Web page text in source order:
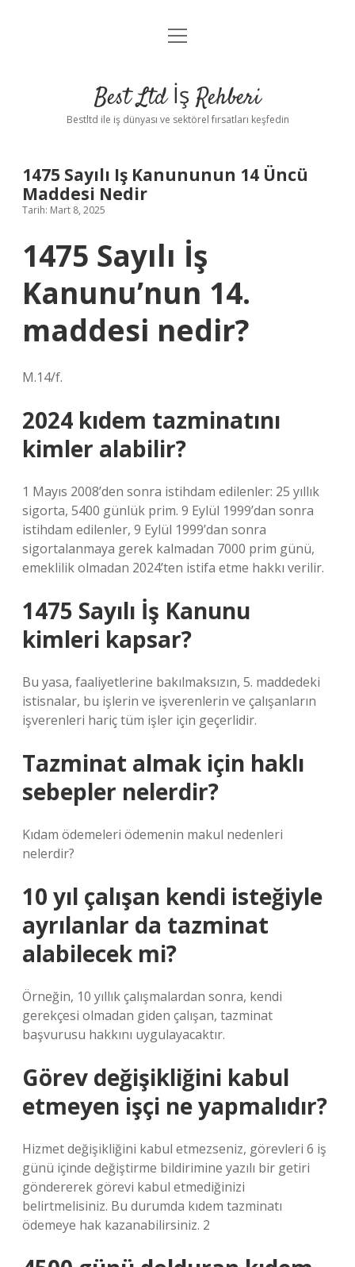
Anasayfa
Yasal Uyarı
menüyü
Best Ltd İş Rehberi
Bestltd ile iş dünyası ve sektörel fırsatları keşfedin
1475 Sayılı Iş Kanununun 14 Üncü
Maddesi Nedir
Tarih: Mart 8, 2025
1475 Sayılı İş
Kanunu’nun 14.
maddesi nedir?
M.14/f.
2024 kıdem tazminatını
kimler alabilir?
1 Mayıs 2008’den sonra istihdam edilenler: 25 yıllık
sigorta, 5400 günlük prim. 9 Eylül 1999’dan sonra
istihdam edilenler, 9 Eylül 1999’dan sonra
sigortalanmaya gerek kalmadan 7000 prim günü,
emeklilik olmadan 2024’ten istifa etme hakkı verilir.
1475 Sayılı İş Kanunu
kimleri kapsar?
Bu yasa, faaliyetlerine bakılmaksızın, 5. maddedeki
istisnalar, bu işlerin ve işverenlerin ve çalışanların
işverenleri hariç tüm işler için geçerlidir.
Tazminat almak için haklı
sebepler nelerdir?
Kıdam ödemeleri ödemenin makul nedenleri
nelerdir?
10 yıl çalışan kendi isteğiyle
ayrılanlar da tazminat
alabilecek mi?
Örneğin, 10 yıllık çalışmalardan sonra, kendi
gerekçesi olmadan giden çalışan, tazminat
başvurusu hakkını uygulayacaktır.
Görev değişikliğini kabul
etmeyen işçi ne yapmalıdır?
Hizmet değişikliğini kabul etmezseniz, görevleri 6 iş
günü içinde değiştirme bildirimine yazılı bir getiri
göndererek görevi kabul etmediğinizi
belirtmelisiniz. Bu durumda kıdem tazminatı
ödemeye hak kazanabilirsiniz. 2